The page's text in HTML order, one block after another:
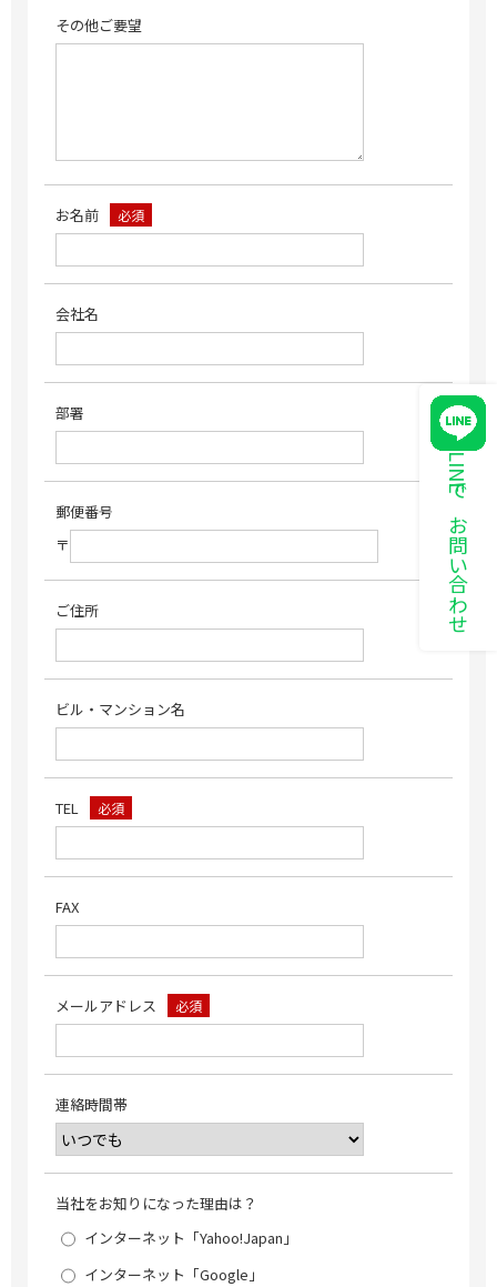
LINEでお問い合わせ
その他ご要望
お名前 必須
会社名
部署
郵便番号
〒
ご住所
ビル・マンション名
TEL 必須
FAX
メールアドレス 必須
連絡時間帯
当社をお知りになった理由は？
インターネット「Yahoo!Japan」
インターネット「Google」